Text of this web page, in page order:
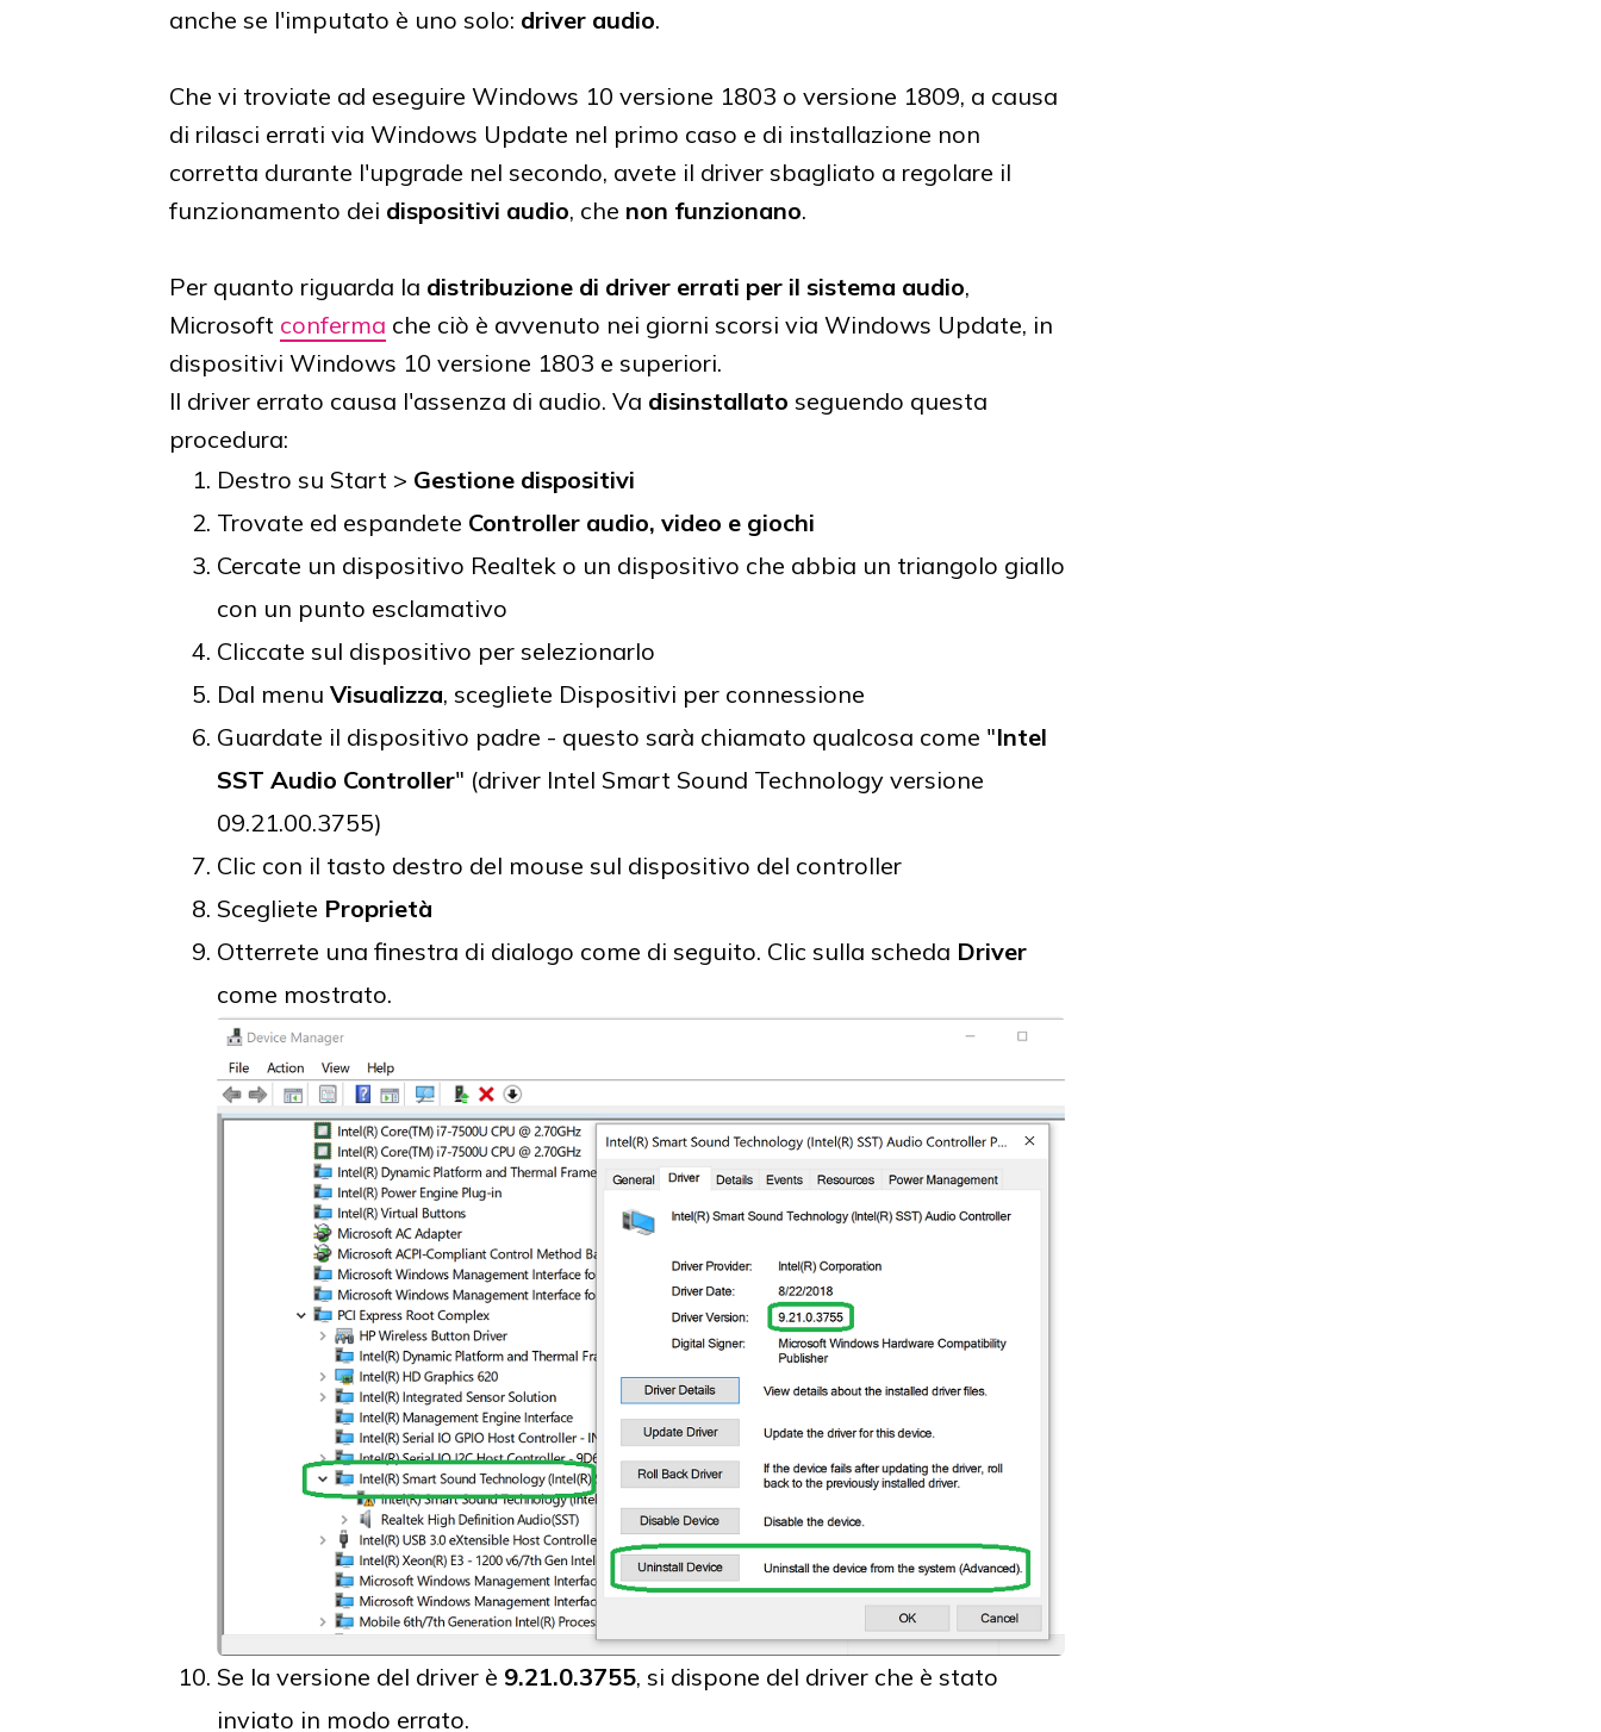
anche se l'imputato è uno solo: driver audio.
Che vi troviate ad eseguire Windows 10 versione 1803 o versione 1809, a causa
di rilasci errati via Windows Update nel primo caso e di installazione non
corretta durante l'upgrade nel secondo, avete il driver sbagliato a regolare il
funzionamento dei dispositivi audio, che non funzionano.
Per quanto riguarda la distribuzione di driver errati per il sistema audio,
Microsoft conferma che ciò è avvenuto nei giorni scorsi via Windows Update, in
dispositivi Windows 10 versione 1803 e superiori.
Il driver errato causa l'assenza di audio. Va disinstallato seguendo questa
procedura:
Destro su Start > Gestione dispositivi
Trovate ed espandete Controller audio, video e giochi
Cercate un dispositivo Realtek o un dispositivo che abbia un triangolo giallo
con un punto esclamativo
Cliccate sul dispositivo per selezionarlo
Dal menu Visualizza, scegliete Dispositivi per connessione
Guardate il dispositivo padre - questo sarà chiamato qualcosa come "Intel
SST Audio Controller" (driver Intel Smart Sound Technology versione
09.21.00.3755)
Clic con il tasto destro del mouse sul dispositivo del controller
Scegliete Proprietà
Otterrete una finestra di dialogo come di seguito. Clic sulla scheda Driver
come mostrato.
Se la versione del driver è 9.21.0.3755, si dispone del driver che è stato
inviato in modo errato.